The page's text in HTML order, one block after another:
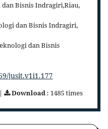
Bisnis Indragiri,Riau,
dan Bisnis Indragiri,
dan Bisnis
jusit.v1i1.177
| Download: 1485 times